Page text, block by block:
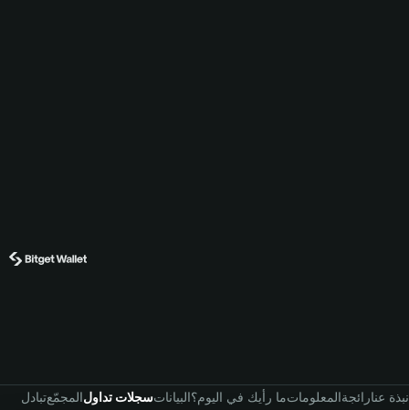
تبادلالمجمّعسجلات تداولالبياناتما رأيك في اليوم؟المعلوماترائجةنبذة عنا